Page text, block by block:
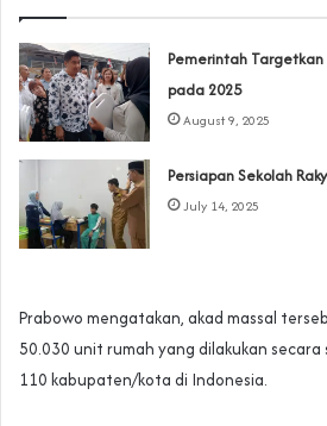
‎Pemerintah Targetkan
pada 2025‎
August 9, 2025
Persiapan Sekolah
July 14, 2025
Prabowo mengatakan, akad massal
50.030 unit rumah yang dilakukan
110 kabupaten/kota di Indonesia.